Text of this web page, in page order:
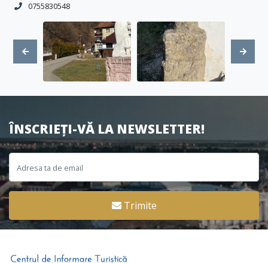
0755830548
ÎNSCRIEȚI-VĂ LA NEWSLETTER!
Trimite